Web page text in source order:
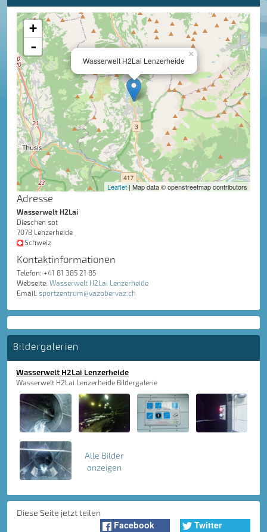
×
Wasserwelt H2Lai Lenzerheide
+
-
Leaflet | Map data © openstreetmap contributors
Adresse
Wasserwelt H2Lai
Dieschen sot
7078 Lenzerheide
Schweiz
Kontaktinformationen
Telefon: +41 81 385 21 85
Webseite: Wasserwelt H2Lai Lenzerheide
Email: sportzentrum@vazobervaz.ch
Bildergalerien
Wasserwelt H2Lai Lenzerheide
Wasserwelt H2Lai Lenzerheide Bildergalerie
Alle Bilder
anzeigen
Diese Seite jetzt teilen
Facebook
Twitter